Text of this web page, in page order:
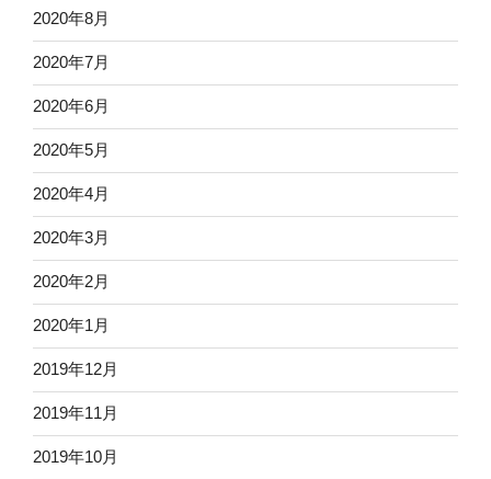
2020年8月
2020年7月
2020年6月
2020年5月
2020年4月
2020年3月
2020年2月
2020年1月
2019年12月
2019年11月
2019年10月